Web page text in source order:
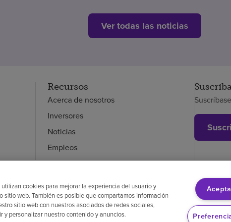
Ver todas las noticias
Recursos
Acerca de nosotros
Inversores
Noticias
Empleos
Empleados
no habla inglésAviso de no discriminaciónCumplimiento de los
cookies para mejorar la experiencia del usuario y
web. También es posible que compartamos información
sitio web con nuestros asociados de redes sociales,
y personalizar nuestro contenido y anuncios.